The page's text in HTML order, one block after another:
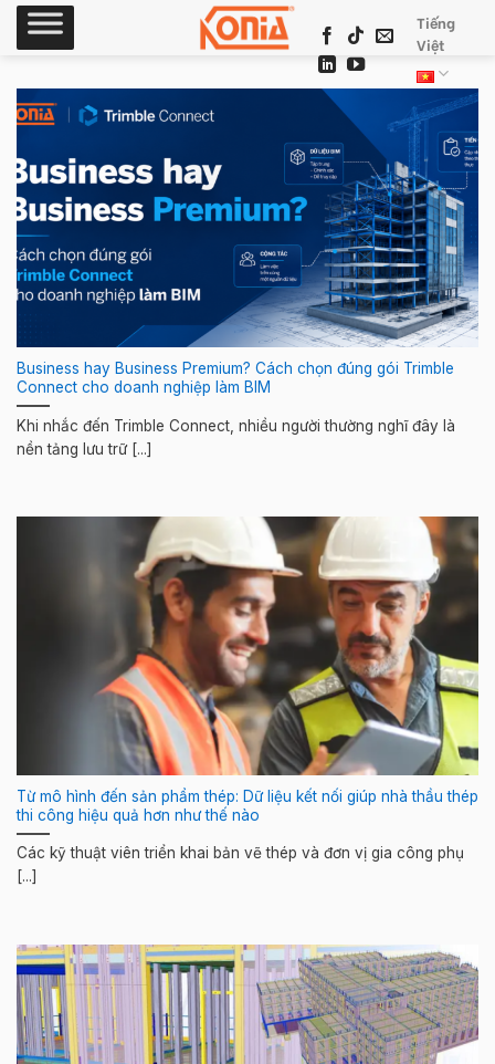
Skip
Tiếng
Việt
Business hay Business Premium? Cách chọn đúng gói Trimble
Connect cho doanh nghiệp làm BIM
Khi nhắc đến Trimble Connect, nhiều người thường nghĩ đây là
nền tảng lưu trữ [...]
Từ mô hình đến sản phẩm thép: Dữ liệu kết nối giúp nhà thầu thép
thi công hiệu quả hơn như thế nào
Các kỹ thuật viên triển khai bản vẽ thép và đơn vị gia công phụ
[...]